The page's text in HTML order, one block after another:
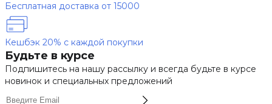
Бесплатная доставка от 15000
Кешбэк 20% с каждой покупки
Будьте в курсе
Подпишитесь на нашу рассылку и всегда будьте в курсе
новинок и специальных предложений